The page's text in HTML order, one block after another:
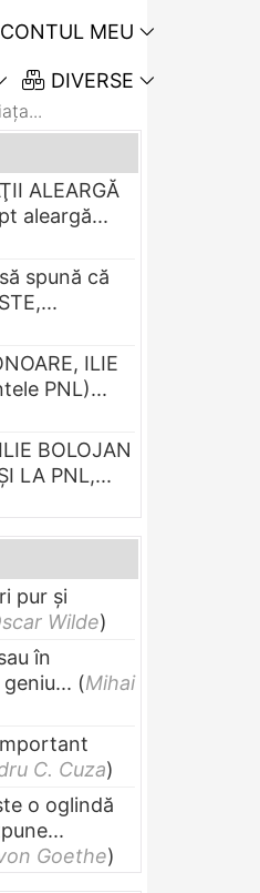
CONTUL MEU
DIVERSE
ALEARGĂ
aleargă...
spună că
ILIE
PNL)...
BOLOJAN
LA PNL,...
pur și
Wilde)
în
(Mihai
C. Cuza)
o oglindă
Goethe)